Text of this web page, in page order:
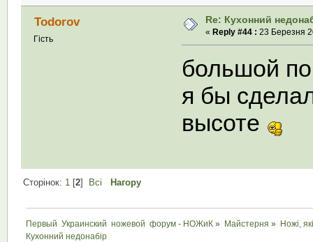
Todorov
Гість
Re: Кухонний
« Reply #44 : 23 Березня
большой
я бы
высоте
Сторінок: 1 [2] Всі Нагору
Первый  Украинский  ножевой  форум - НОЖиК » Майстерня » Ножі,
Кухонний недонабір